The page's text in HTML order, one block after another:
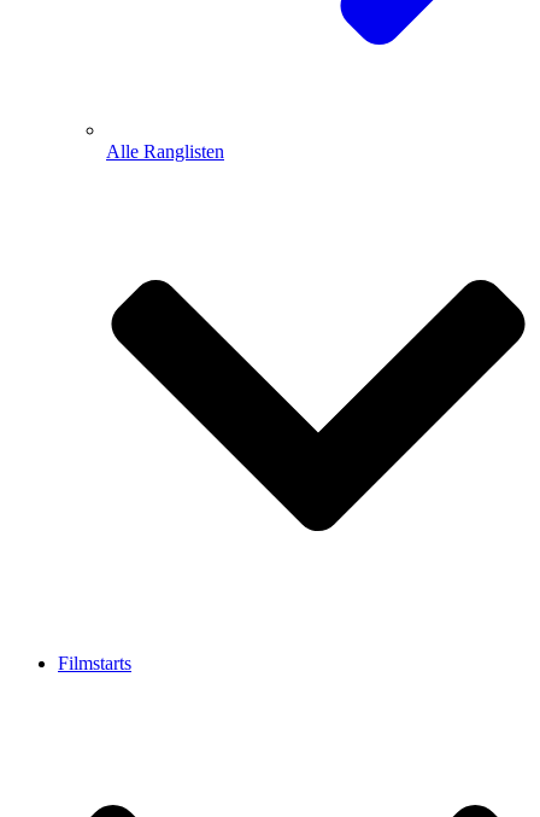
Alle Ranglisten
Filmstarts